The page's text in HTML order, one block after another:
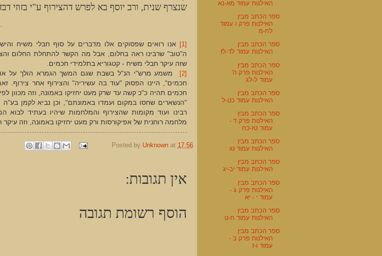
שנצרף שנית, ורב יוסף בא לפרש דהצירוף ע"י בזוזי
[1] אנו רואים שפסוקים אלו מדברים על סוף חבלי משיח
ה"טוב" שרבינו ראה בחלום, אבל מה הקשר להתחלת החלום
שזה עיקר חבלי משיח - קטגוריא בתלמידי חכמים.
[2]
משמע מרש"י הנ"ל בשבת שגם המשך הגמרא הולך על
חכמים", היינו הפסוק "עוד בה עשיריה" והצירוף אחר צירוף.
חכמים תהיה כ"כ קשה עד שרק מעט יחזיקו באמונה, וזה מכוון
"הנשארים שחסו במקום ועמדו באמונתם", וכן נביא לקמן בע"ה
רבינו ועוד מקומות שהצירוף והמלחמות שיהיו בעתיד לבוא
מלחמה רוחנית של אפיקורסות ורק מעט יחזיקו באמונה, וזה
Posted by Unknown at 17:56
אין תגובות:
הוסף רשומת תגובה
האילנות עמוד מא-נא
ספר הכתב מבין
האילנות פרק ו עמוד
לח-מ
ספר הכתב מבין
האילנות עמוד לד-לז
ספר הכתב מבין
האילנות פרק ה'
עמוד ל-לג
ספר הכתב מבין
האילנות עמוד כט-ל
ספר הכתב מבין
האילנות פרק ד -
עמוד טז-כח
ספר הכתב מבין
האילנות עמוד טו
ספר הכתב מבין
האילנות עמוד יב-יג
ספר הכתב מבין
האילנות פרק ג -
עמוד י - יא
ספר הכתב מבין
האילנות עמוד ח-ט
ספר הכתב מבין
האילנות פרק ב -
עמוד ו-ז